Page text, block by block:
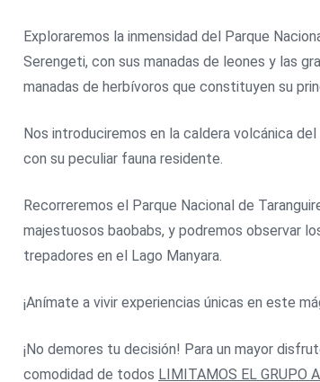
Exploraremos la inmensidad del Parque
Serengeti, con sus manadas de leones y las
manadas de herbívoros que constituyen su
Nos introduciremos en la caldera volcánica del
con su peculiar fauna residente.
Recorreremos el Parque Nacional de
majestuosos baobabs, y podremos observar
trepadores en el Lago Manyara.
¡Anímate a vivir experiencias únicas en este
¡No demores tu decisión! Para un mayor
comodidad de todos LIMITAMOS EL GRUPO